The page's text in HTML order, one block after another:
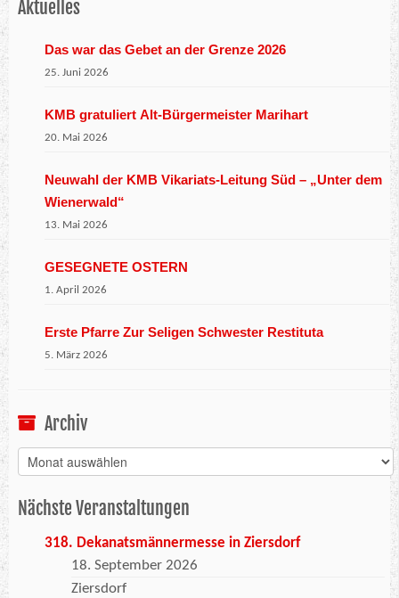
Aktuelles
Das war das Gebet an der Grenze 2026
25. Juni 2026
KMB gratuliert Alt-Bürgermeister Marihart
20. Mai 2026
Neuwahl der KMB Vikariats-Leitung Süd – „Unter dem
Wienerwald“
13. Mai 2026
GESEGNETE OSTERN
1. April 2026
Erste Pfarre Zur Seligen Schwester Restituta
5. März 2026
Archiv
Archiv
Nächste Veranstaltungen
318. Dekanatsmännermesse in Ziersdorf
18. September 2026
Ziersdorf